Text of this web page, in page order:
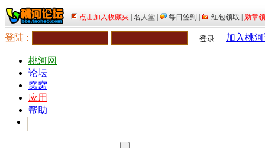
登陆 : 登录 加入桃
桃河网
论坛
窝窝
应用
帮助